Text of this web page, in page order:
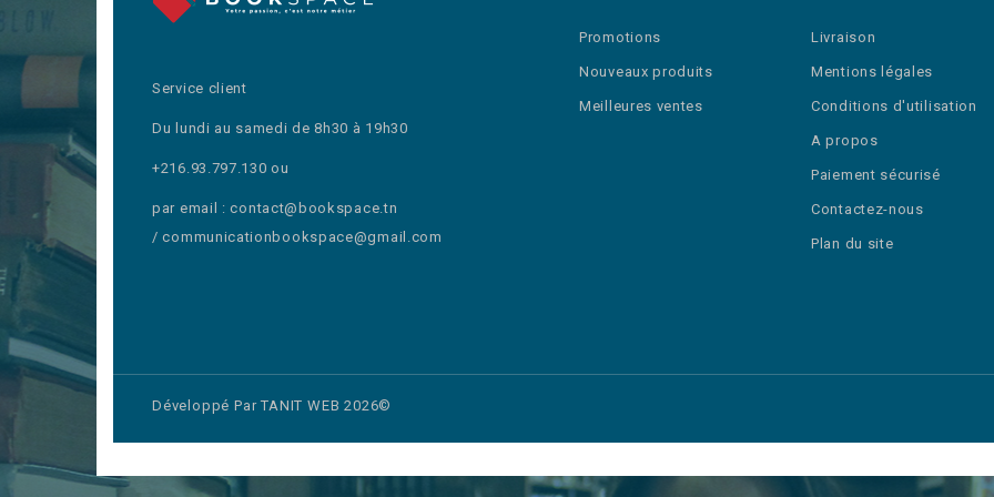
Service client
Du lundi au samedi de 8h30 à 19h30
+216.93.797.130 ou
par email : contact@bookspace.tn
/ communicationbookspace@gmail.com
Promotions
Nouveaux produits
Meilleures ventes
Livraison
Mentions légales
Conditions d'utilisation
A propos
Paiement sécurisé
Contactez-nous
Plan du site
Développé Par TANIT WEB 2026©